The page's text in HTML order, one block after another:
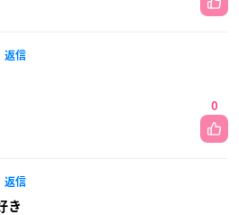
返信
0
返信
き